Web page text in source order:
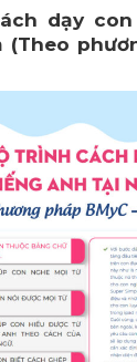
dạy
(Theo